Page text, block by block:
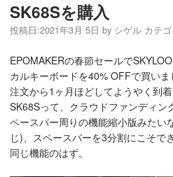
SK68Sを購入
投稿日:2021年3月 5日 by シゲル カテ
EPOMAKERの春節セールで
カルキーボードを40% OFFで買いま
注文から1ヶ月ほどしてようやく到
SK68Sって、クラウドファンディン
ペースバー周りの機能縮小版みたい
じ)、スペースバーを3分割にこそで
同じ機能のはず。